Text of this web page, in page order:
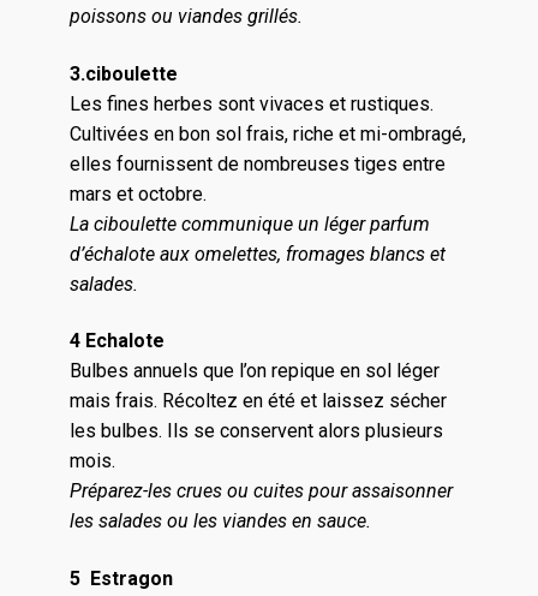
poissons ou viandes grillés.
3.ciboulette
Les fines herbes sont vivaces et rustiques.
Cultivées en bon sol frais, riche et mi-ombragé,
elles fournissent de nombreuses tiges entre
mars et octobre.
La ciboulette communique un léger parfum
d’échalote aux omelettes, fromages blancs et
salades.
4 Echalote
Bulbes annuels que l’on repique en sol léger
mais frais. Récoltez en été et laissez sécher
les bulbes. Ils se conservent alors plusieurs
mois.
Préparez-les crues ou cuites pour assaisonner
les salades ou les viandes en sauce.
5 Estragon